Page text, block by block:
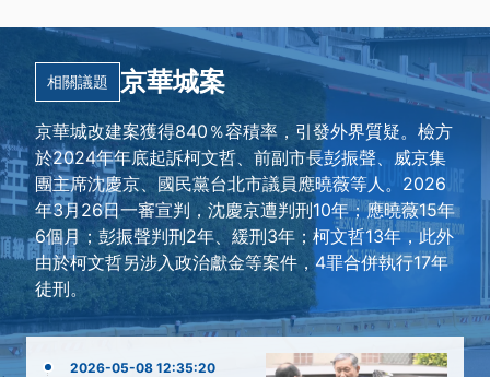
相關議題 京華城案
京華城改建案獲得840％容積率，引發外界質疑。檢方
於2024年年底起訴柯文哲、前副市長彭振聲、威京集
團主席沈慶京、國民黨台北市議員應曉薇等人。2026
年3月26日一審宣判，沈慶京遭判刑10年；應曉薇15年
6個月；彭振聲判刑2年、緩刑3年；柯文哲13年，此外
由於柯文哲另涉入政治獻金等案件，4罪合併執行17年
徒刑。
2026-05-08 12:35:20